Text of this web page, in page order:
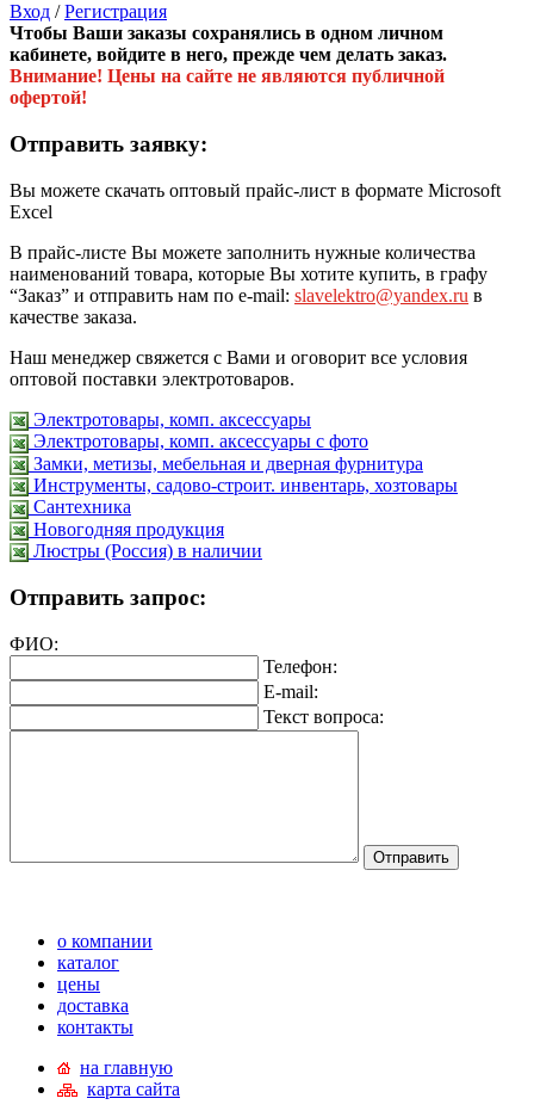
Вход /Регистрация
Чтобы Ваши заказы сохранялись в одном личном
кабинете, войдите в него, прежде чем делать заказ.
Внимание! Цены на сайте не являются публичной
офертой!
Отправить заявку:
Вы можете скачать оптовый прайс-лист в формате Microsoft
Excel
В прайс-листе Вы можете заполнить нужные количества
наименований товара, которые Вы хотите купить, в графу
“Заказ” и отправить нам по e-mail: slavelektro@yandex.ru в
качестве заказа.
Наш менеджер свяжется с Вами и оговорит все условия
оптовой поставки электротоваров.
Электротовары, комп. аксессуары
Электротовары, комп. аксессуары с фото
Замки, метизы, мебельная и дверная фурнитура
Инструменты, садово-строит. инвентарь, хозтовары
Сантехника
Новогодняя продукция
Люстры (Россия) в наличии
Отправить запрос:
ФИО:
Телефон:
E-mail:
Текст вопроса:
о компании
каталог
цены
доставка
контакты
на главную
карта сайта